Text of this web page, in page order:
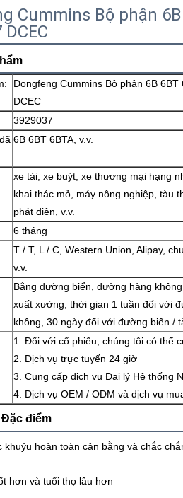
Cummins Bộ phận
Dongfeng Cummins Bộ phận 6B
DCEC
3929037
6B 6BT 6BTA, v.v.
xe tải, xe buýt, xe thương mại hạng
khai thác mỏ, máy nông nghiệp, tàu
phát điện, v.v.
6 tháng
T / T, L / C, Western Union, Alipay,
v.v.
Bằng đường biển, đường hàng
xuất xưởng, thời gian 1 tuần đối với
không, 30 ngày đối với đường biển /
1. Đối với cổ phiếu, chúng tôi có thể
2. Dịch vụ trực tuyến 24 giờ
3. Cung cấp dịch vụ Đại lý Hệ thống
4. Dịch vụ OEM / ODM và dịch vụ
điểm
khuỷu hoàn toàn cân bằng và chắc
hơn và tuổi thọ lâu hơn